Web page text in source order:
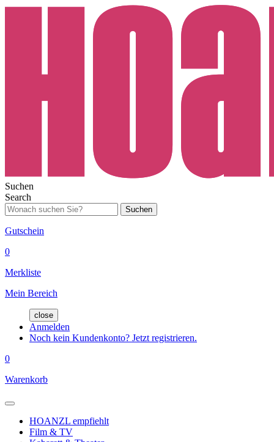
Suchen
Search
Suchen
Gutschein
0
Merkliste
Mein Bereich
close
Anmelden
Noch kein Kundenkonto? Jetzt registrieren.
0
Warenkorb
HOANZL empfiehlt
Film & TV